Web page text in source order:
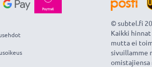
© subtel.fi
Kaikki
mutta ei
sivuillamme